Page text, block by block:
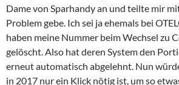
Dame von Sparhandy an und teilte mir
Problem gebe. Ich sei ja ehemals bei
haben meine Nummer beim Wechsel zu
gelöscht. Also hat deren System den
erneut automatisch abgelehnt. Nun
in 2017 nur ein Klick nötig ist, um so